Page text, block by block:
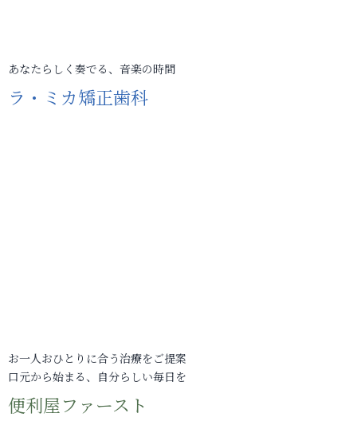
あなたらしく奏でる、音楽の時間
ラ・ミカ矯正歯科
お一人おひとりに合う治療をご提案
口元から始まる、自分らしい毎日を
便利屋ファースト